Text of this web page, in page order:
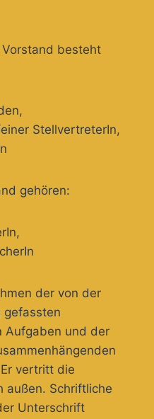
besteht
StellvertreterIn,
gehören:
der von der
gefassten
Aufgaben und der
vertritt die
außen. Schriftliche
Unterschrift